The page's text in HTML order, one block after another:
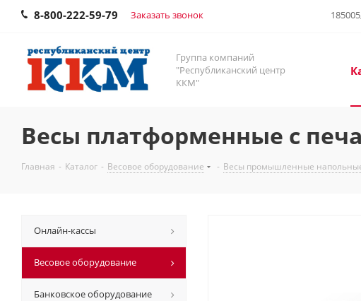
8-800-222-59-79 Заказать звонок
Группа компаний
"Республиканский центр
ККМ"
Весы платформенные с
Главная - Каталог - Весовое оборудование - Весы промышленные
Онлайн-кассы
Весовое оборудование
Банковское оборудование